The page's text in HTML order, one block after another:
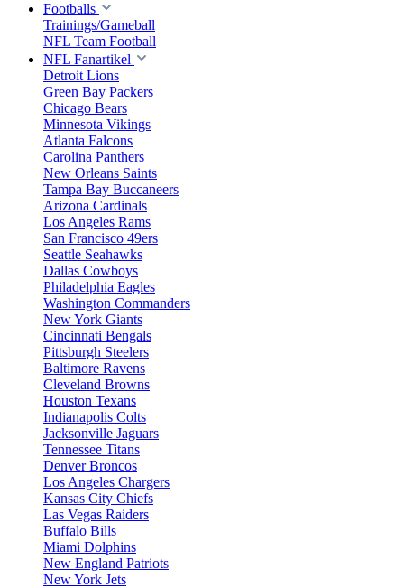
Footballs
Trainings/Gameball
NFL Team Football
NFL Fanartikel
Detroit Lions
Green Bay Packers
Chicago Bears
Minnesota Vikings
Atlanta Falcons
Carolina Panthers
New Orleans Saints
Tampa Bay Buccaneers
Arizona Cardinals
Los Angeles Rams
San Francisco 49ers
Seattle Seahawks
Dallas Cowboys
Philadelphia Eagles
Washington Commanders
New York Giants
Cincinnati Bengals
Pittsburgh Steelers
Baltimore Ravens
Cleveland Browns
Houston Texans
Indianapolis Colts
Jacksonville Jaguars
Tennessee Titans
Denver Broncos
Los Angeles Chargers
Kansas City Chiefs
Las Vegas Raiders
Buffalo Bills
Miami Dolphins
New England Patriots
New York Jets